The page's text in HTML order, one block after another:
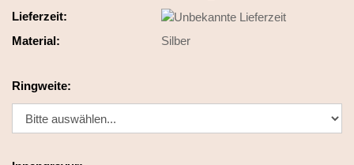
Lieferzeit:
Material:
Silber
Ringweite: